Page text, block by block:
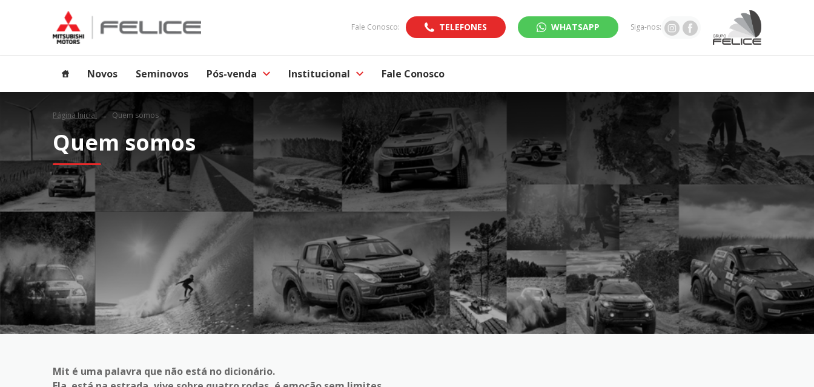
Fale Conosco: TELEFONES WHATSAPP Siga-nos:
Novos Seminovos Pós-venda Institucional Fale Conosco
Página Inicial Quem somos
Quem somos
Mit é uma palavra que não está no dicionário.